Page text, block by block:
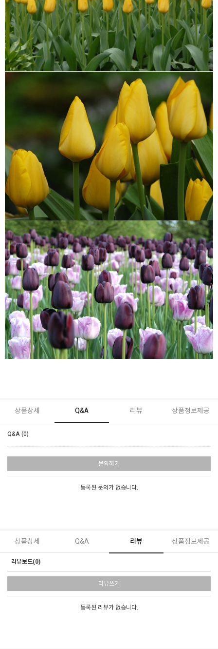
상품상세 Q&A 리뷰 상품정보제공
Q&A (0)
문의하기
등록된 문의가 없습니다.
상품상세 Q&A 리뷰 상품정보제공
리뷰보드(0)
리뷰쓰기
등록된 리뷰가 없습니다.